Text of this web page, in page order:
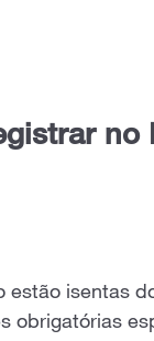
no
estão isentas
obrigatórias